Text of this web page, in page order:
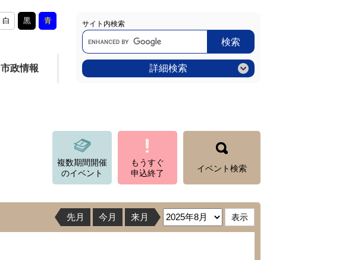
白 黒 青
市政情報
サイト内検索
Google
カ
ス
タ
ム
検
詳細検索
複数期間開催
のイベント
もうすぐ
申込終了
イベント検索
先月 今月 来月